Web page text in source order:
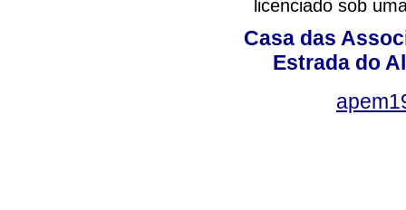
licenciado sob
Casa das
Estrada do